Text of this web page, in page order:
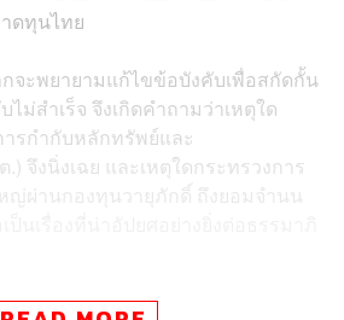
ดทุนไทย
จะพยายามแก้ไขข้อบังคับเพื่อสกัดกั้น
ม่สำเร็จ จึงเกิดคำถามว่าเหตุใด
รกำกับหลักทรัพย์และ
จึงนิ่งเฉย และเหตุใดกระทรวงการ
ญ่ผ่านกองทุนวายุภักดิ์ ถึงยอมจำนน
สังเกตถึงความผิดปกติในการซื้อขาย